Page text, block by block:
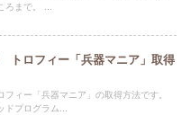
まで。 ...
トロフィー「兵器マニア」取得
ィー「兵器マニア」の取得方法です。
ドプログラム...